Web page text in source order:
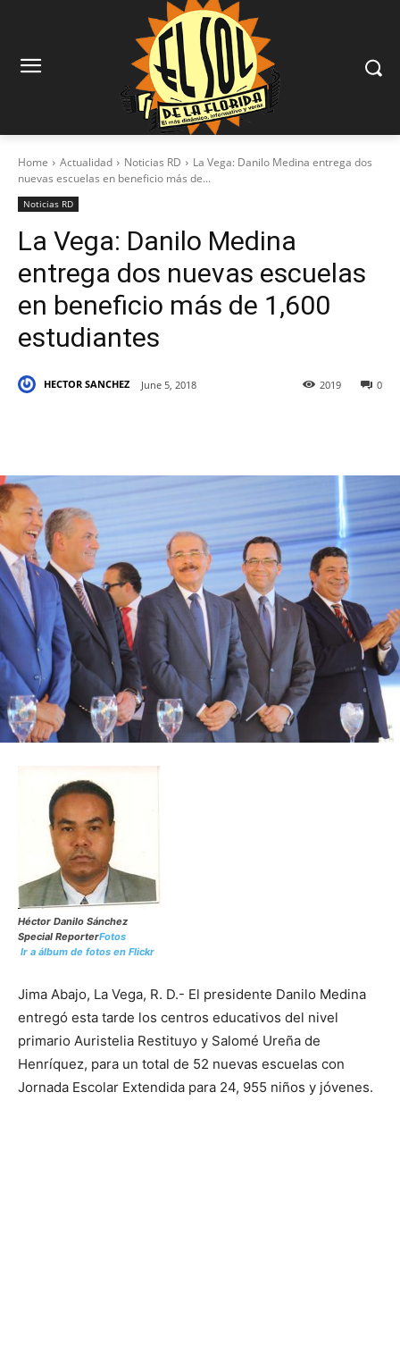
Home Actualidad Noticias RD
La Vega: Danilo Medina entrega dos
nuevas escuelas en beneficio más de...
Noticias RD
La Vega: Danilo Medina
entrega dos nuevas escuelas
en beneficio más de 1,600
estudiantes
HECTOR SANCHEZ June 5, 2018 0
2019
Héctor Danilo Sánchez
Special ReporterFotos
Ir a álbum de fotos en Flickr
Jima Abajo, La Vega, R. D.- El presidente Danilo Medina
entregó esta tarde los centros educativos del nivel
primario Auristelia Restituyo y Salomé Ureña de
Henríquez, para un total de 52 nuevas escuelas con
Jornada Escolar Extendida para 24, 955 niños y jóvenes.